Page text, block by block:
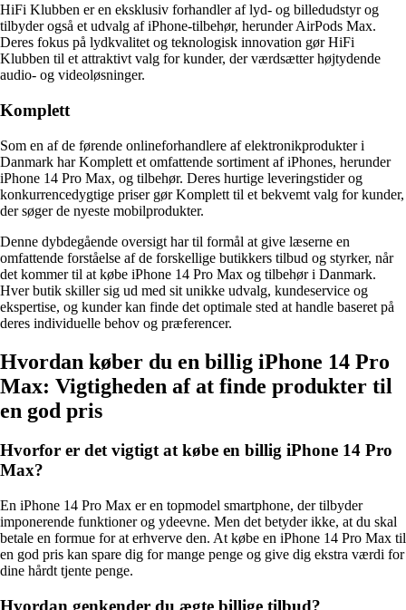
HiFi Klubben er en eksklusiv forhandler af lyd- og billedudstyr og
tilbyder også et udvalg af iPhone-tilbehør, herunder AirPods Max.
Deres fokus på lydkvalitet og teknologisk innovation gør HiFi
Klubben til et attraktivt valg for kunder, der værdsætter højtydende
audio- og videoløsninger.
Komplett
Som en af de førende onlineforhandlere af elektronikprodukter i
Danmark har Komplett et omfattende sortiment af iPhones, herunder
iPhone 14 Pro Max, og tilbehør. Deres hurtige leveringstider og
konkurrencedygtige priser gør Komplett til et bekvemt valg for kunder,
der søger de nyeste mobilprodukter.
Denne dybdegående oversigt har til formål at give læserne en
omfattende forståelse af de forskellige butikkers tilbud og styrker, når
det kommer til at købe iPhone 14 Pro Max og tilbehør i Danmark.
Hver butik skiller sig ud med sit unikke udvalg, kundeservice og
ekspertise, og kunder kan finde det optimale sted at handle baseret på
deres individuelle behov og præferencer.
Hvordan køber du en billig iPhone 14 Pro
Max: Vigtigheden af at finde produkter til
en god pris
Hvorfor er det vigtigt at købe en billig iPhone 14 Pro
Max?
En iPhone 14 Pro Max er en topmodel smartphone, der tilbyder
imponerende funktioner og ydeevne. Men det betyder ikke, at du skal
betale en formue for at erhverve den. At købe en iPhone 14 Pro Max til
en god pris kan spare dig for mange penge og give dig ekstra værdi for
dine hårdt tjente penge.
Hvordan genkender du ægte billige tilbud?